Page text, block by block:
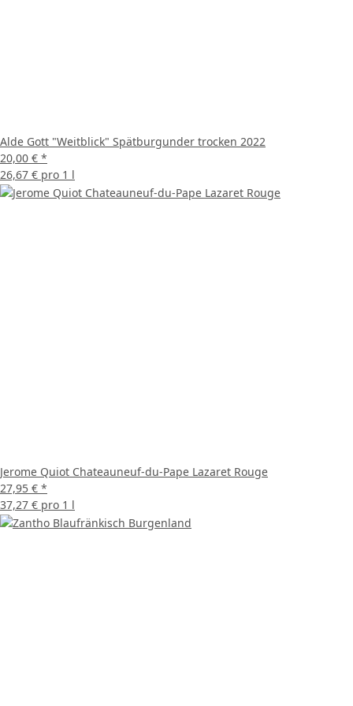
Alde Gott "Weitblick" Spätburgunder trocken 2022
20,00 € *
26,67 € pro 1 l
Jerome Quiot Chateauneuf-du-Pape Lazaret Rouge
27,95 € *
37,27 € pro 1 l